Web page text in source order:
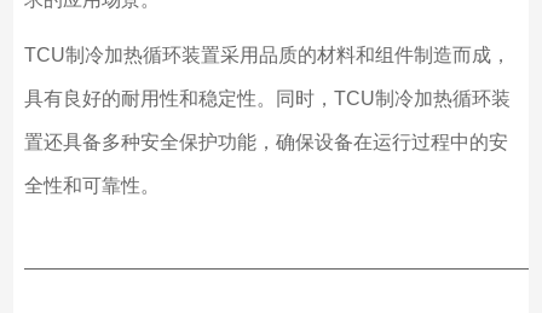
TCU制冷加热循环装置采用品质的材料和组件制造而成，
具有良好的耐用性和稳定性。同时，TCU制冷加热循环装
置还具备多种安全保护功能，确保设备在运行过程中的安
全性和可靠性。